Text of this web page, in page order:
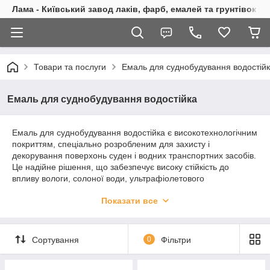
Лама - Київський завод лаків, фарб, емалей та грунтівок
Товари та послуги Емаль для суднобудування
Емаль для суднобудування водостійка
Емаль для суднобудування водостійка є високотехнологічним
покриттям, спеціально розробленим для захисту і
декорування поверхонь суден і водних транспортних засобів.
Це надійне рішення, що забезпечує високу стійкість до
впливу вологи, солоної води, ультрафіолетового
Основне призначення водостійкої емалі в суднобудуванні -
обслуговування. Емаль створює надійне бар'єрне покриття,
яке запобігає проникненню вологи та солі в металеві та
Показати все
Сортування 0 Фільтри